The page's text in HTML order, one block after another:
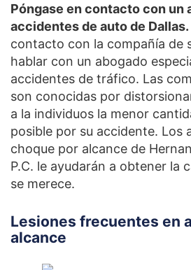
Póngase en contacto con un
accidentes de auto de Dallas.
contacto con la compañía de
hablar con un abogado
accidentes de tráfico. Las
son conocidas por
a la individuos la menor
posible por su accidente. Los
choque por alcance de
P.C. le ayudarán a obtener la
se merece.
Lesiones frecuentes en
alcance